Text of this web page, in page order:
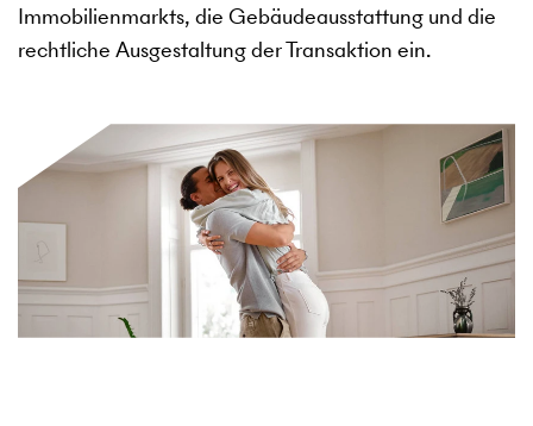
Immobilienmarkts, die Gebäudeausstattung und die
rechtliche Ausgestaltung der Transaktion ein.